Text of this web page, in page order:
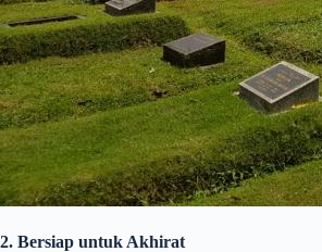
2. Bersiap untuk Akhirat